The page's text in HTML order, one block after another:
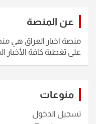
عن المنصة
منصة اخبار العراق هي
على تغطية كافة الأخبار
منوعات
تسجيل الدخول